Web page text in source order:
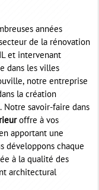
années
de la rénovation
et intervenant
dans les villes
notre entreprise
la création
Notre savoir-faire dans
offre à vos
apportant une
développons chaque
à la qualité des
architectural